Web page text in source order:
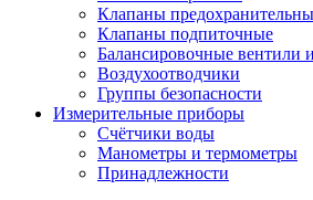
Клапаны
Клапаны подпиточные
Балансировочные вентили
Воздухоотводчики
Группы безопасности
Измерительные приборы
Счётчики воды
Манометры и термометры
Принадлежности